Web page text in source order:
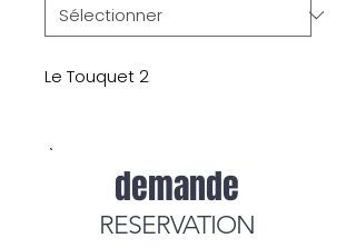
Le Touquet 2
demande
RESERVATION